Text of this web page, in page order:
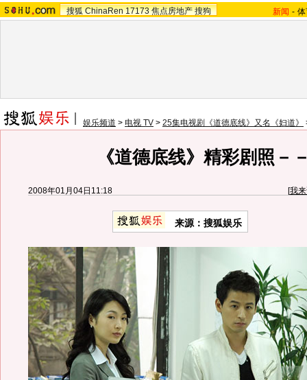
搜狐 ChinaRen 17173 焦点房地产 搜狗 新闻 -
娱乐频道 > 电视 TV > 25集电视剧《道德底线》又名《妇道》
《道德底线》精彩剧照－
2008年01月04日11:18 [我
来源：搜狐娱乐